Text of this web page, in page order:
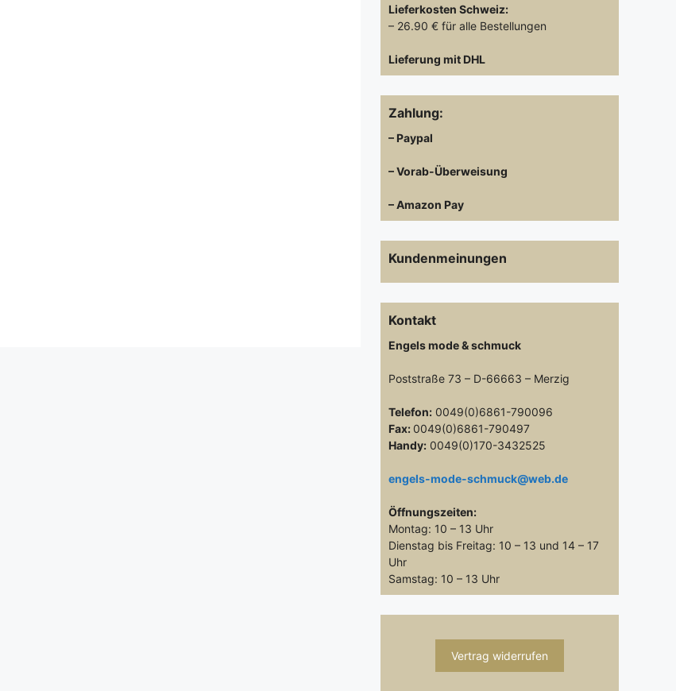
Lieferkosten Schweiz:
– 26.90 € für alle Bestellungen
Lieferung mit DHL
Zahlung:
– Paypal
– Vorab-Überweisung
– Amazon Pay
Kundenmeinungen
Kontakt
Engels mode & schmuck
Poststraße 73 – D-66663 – Merzig
Telefon: 0049(0)6861-790096
Fax: 0049(0)6861-790497
Handy: 0049(0)170-3432525
engels-mode-schmuck@web.de
Öffnungszeiten:
Montag: 10 – 13 Uhr
Dienstag bis Freitag: 10 – 13 und 14 – 17
Uhr
Samstag: 10 – 13 Uhr
Vertrag widerrufen